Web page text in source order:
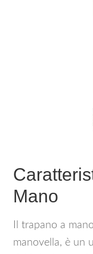
Mano
Il trapano a
manovella, è un